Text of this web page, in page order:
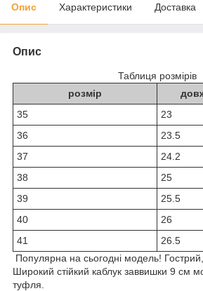
Опис Характеристики Доставка
Опис
Таблиця розмірів
розмір
35
23
36
23.5
37
24.2
38
25
39
25.5
40
26
41
26.5
Популярна на сьогодні модель!
Широкий стійкий каблук заввишки 9 см
туфля.